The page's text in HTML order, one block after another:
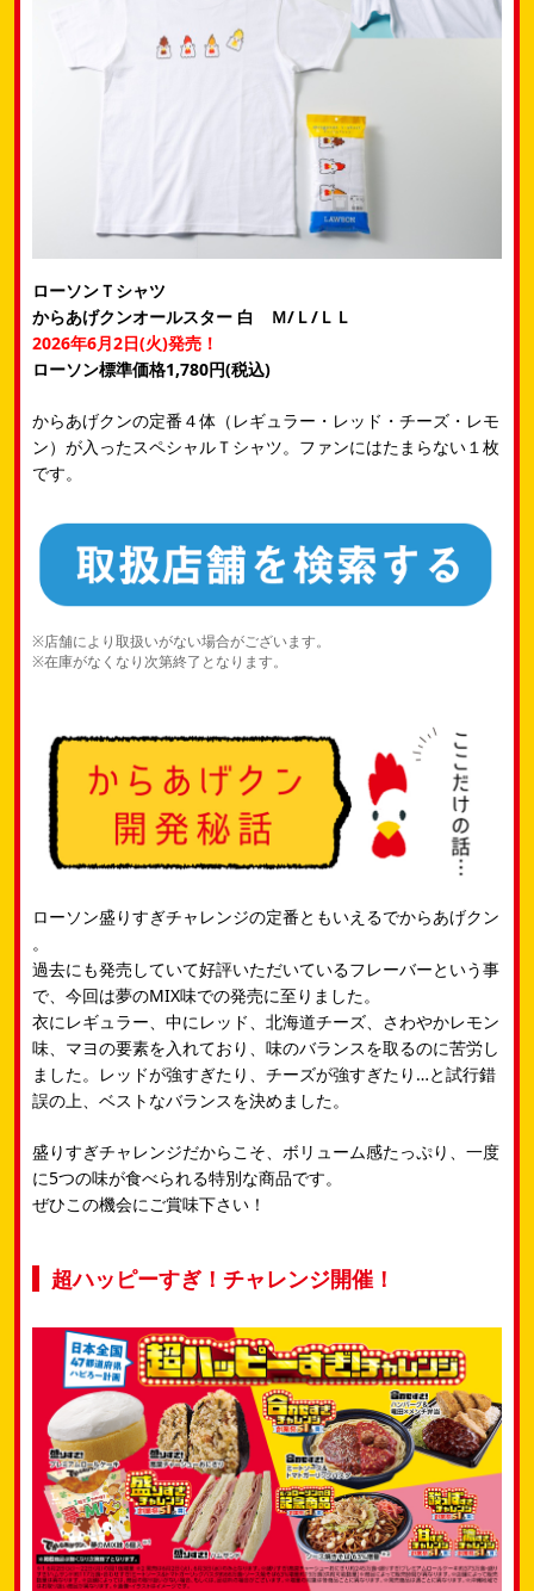
ローソンＴシャツ
からあげクンオールスター 白 Ｍ/Ｌ/ＬＬ
2026年6月2日(火)発売！
ローソン標準価格1,780円(税込)
からあげクンの定番４体（レギュラー・レッド・チーズ・レモ
ン）が入ったスペシャルＴシャツ。ファンにはたまらない１枚
です。
※店舗により取扱いがない場合がございます。
※在庫がなくなり次第終了となります。
ローソン盛りすぎチャレンジの定番ともいえるでからあげクン​
。
過去にも発売していて好評いただいているフレーバーという事
で、今回は夢のMIX味での発売に至りました。
衣にレギュラー、中にレッド、北海道チーズ、さわやかレモン
味、マヨの要素を入れており、​味のバランスを取るのに苦労し
ました。レッドが強すぎたり、チーズが強すぎたり…と試行錯
誤の上、​ベストなバランスを決めました。
盛りすぎチャレンジだからこそ、ボリューム感たっぷり、一度
に5つの味が食べられる特別な商品です。​
ぜひこの機会にご賞味下さい！
超ハッピーすぎ！チャレンジ開催！